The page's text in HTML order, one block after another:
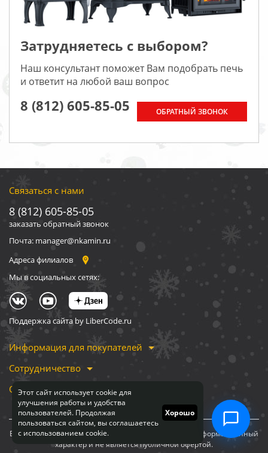
Этот сайт использует cookie для
улучшения работы и удобства
пользователей. Продолжая
пользоваться сайтом, вы соглашаетесь
с использованием cookie.
Хорошо
Затрудняетесь с выбором?
Наш консультант поможет Вам подобрать печь
и ответит на любой ваш вопрос
8 (812) 605-85-05 ОБРАТНЫЙ ЗВОНОК
Связаться с нами
8 (812) 605-85-05
заказать обратный звонок
Почта: manager@nkamin.ru
Адреса филиалов
Мы в социальных сетях:
Поддержка сайта by LiberCode.ru
Информация для покупателей
Сотрудничество
О компании
Вся информация, представленная на сайте, носит информационный
характер и не является публичной офертой.